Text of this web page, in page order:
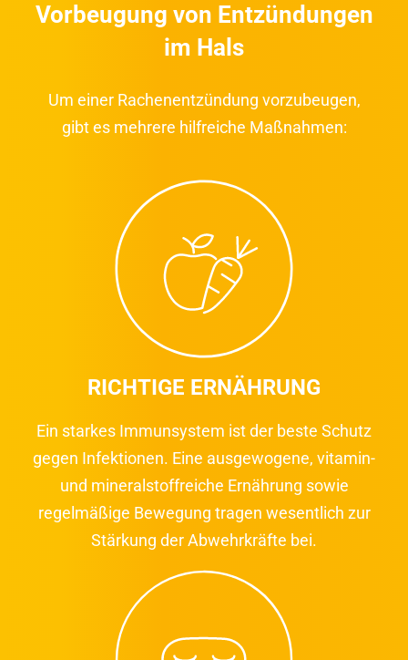
Vorbeugung von Entzündungen
im Hals
Um einer Rachenentzündung vorzubeugen,
gibt es mehrere hilfreiche Maßnahmen:
RICHTIGE ERNÄHRUNG
Ein starkes Immunsystem ist der beste Schutz
gegen Infektionen. Eine ausgewogene, vitamin-
und mineralstoffreiche Ernährung sowie
regelmäßige Bewegung tragen wesentlich zur
Stärkung der Abwehrkräfte bei.